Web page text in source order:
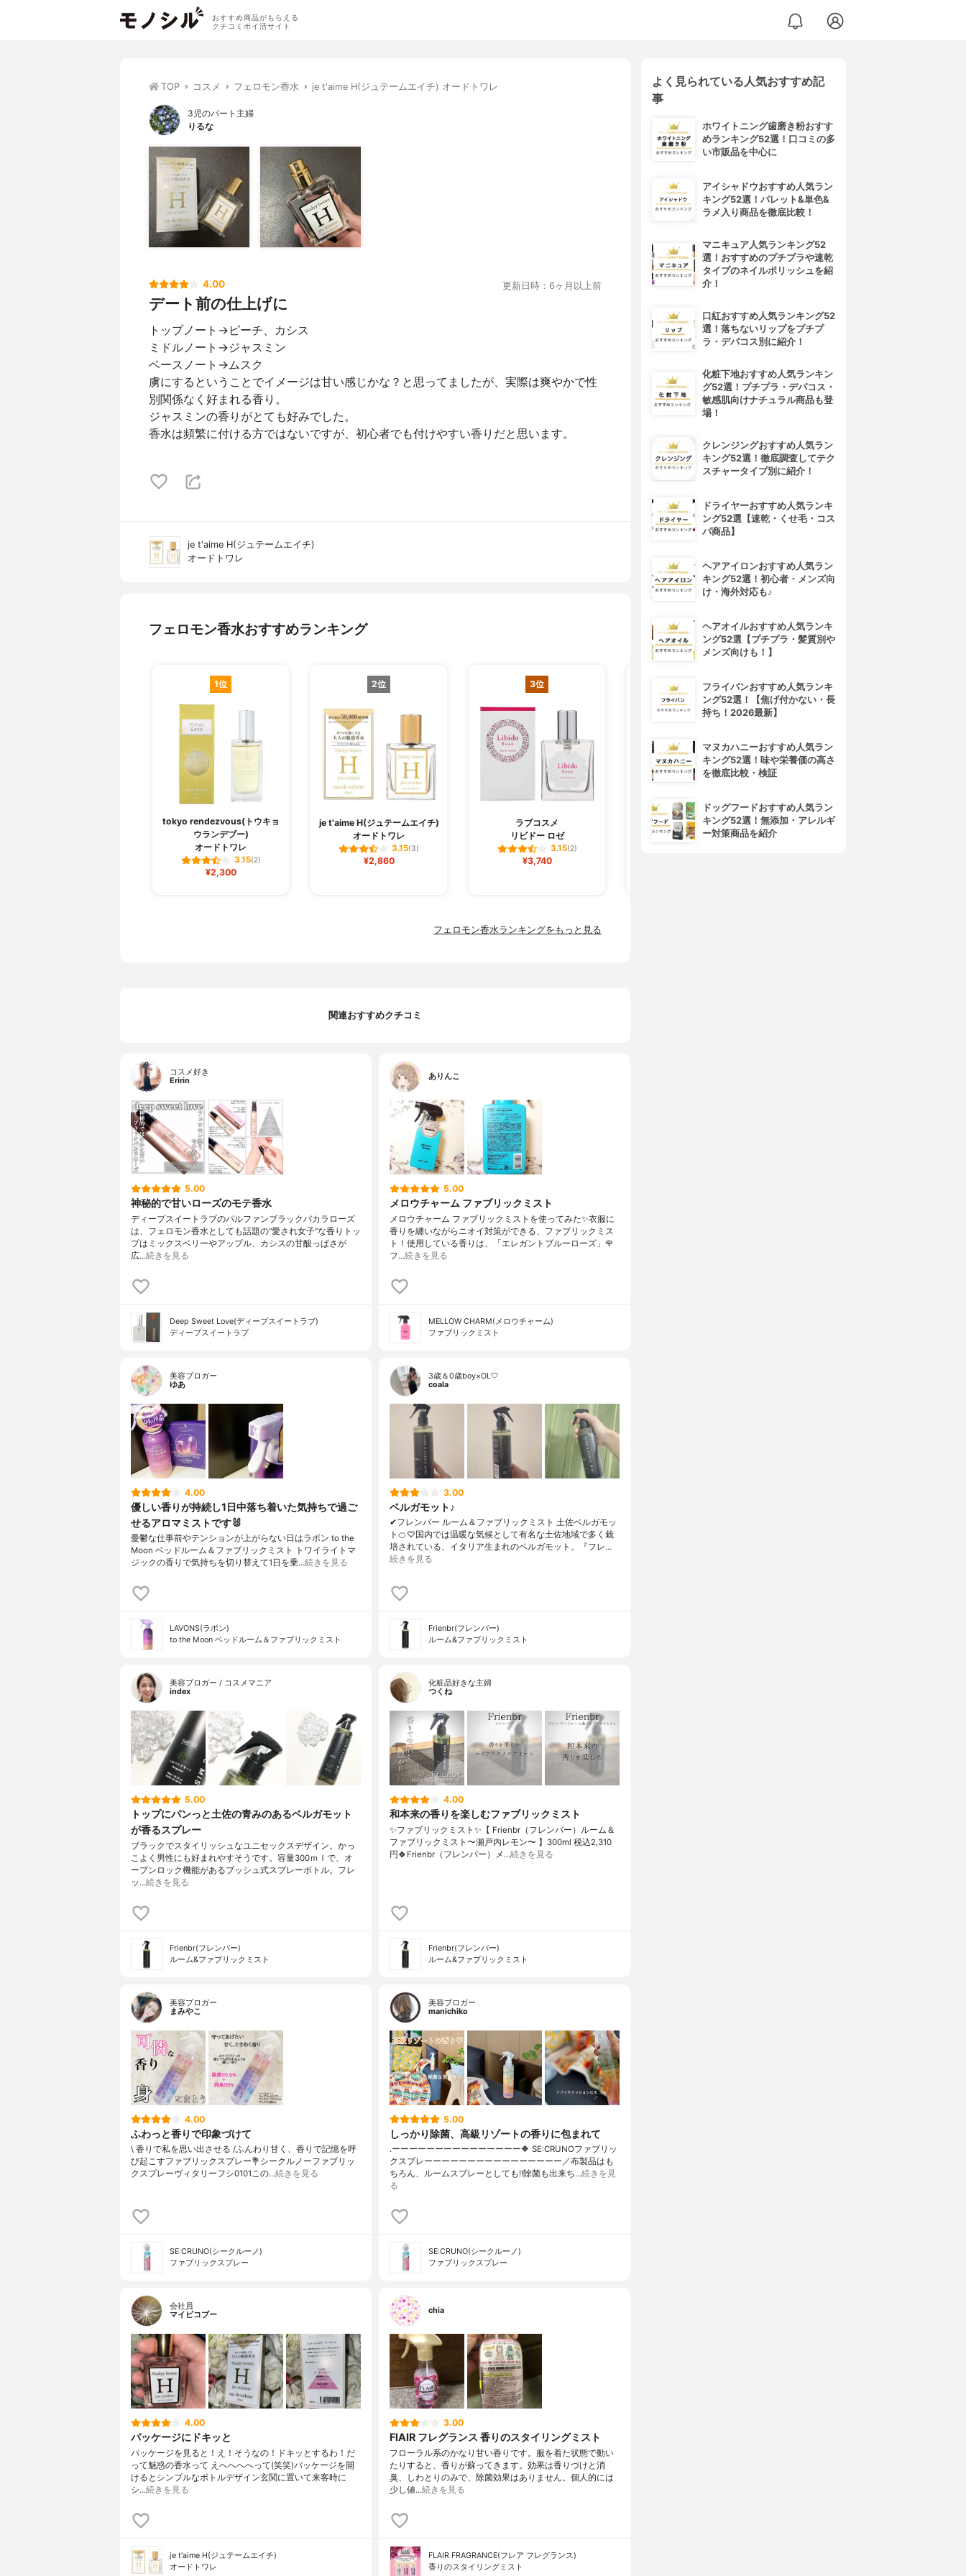
おすすめ商品がもらえる
クチコミポイ活サイト
TOP コスメ フェロモン香水 je t'aime H(ジュテームエイチ) オードトワレ
3児のパート主婦
りるな
4.00 更新日時：6ヶ月以上前
デート前の仕上げに
トップノート→ピーチ、カシス
ミドルノート→ジャスミン
ベースノート→ムスク
虜にするということでイメージは甘い感じかな？と思ってましたが、実際は爽やかで性
別関係なく好まれる香り。
ジャスミンの香りがとても好みでした。
香水は頻繁に付ける方ではないですが、初心者でも付けやすい香りだと思います。
je t'aime H(ジュテームエイチ)
オードトワレ
フェロモン香水おすすめランキング
1位
tokyo rendezvous(トウキョ
ウランデブー)
オードトワレ
3.15(2)
¥2,300
2位
je t'aime H(ジュテームエイチ)
オードトワレ
3.15(3)
¥2,860
3位
ラブコスメ
リビドー ロゼ
3.15(2)
¥3,740
ラブアトラクション
ラブアトラクション・プレミア
Deep Sweet Love(ディープス
フェロモン香水ランキングをもっと見る
関連おすすめクチコミ
コスメ好き
Eririn
5.00
神秘的で甘いローズのモテ香水
ディープスイートラブのパルファンブラックバカラローズ
は、フェロモン香水としても話題の“愛され女子”な香りトッ
プはミックスベリーやアップル、カシスの甘酸っぱさが
広…続きを見る
Deep Sweet Love(ディープスイートラブ)
ディープスイートラブ
ありんこ
5.00
メロウチャーム ファブリックミスト
メロウチャーム ファブリックミストを使ってみた✨衣服に
香りを纏いながらニオイ対策ができる、ファブリックミス
ト！使用している香りは、「エレガントブルーローズ」🌹
フ…続きを見る
MELLOW CHARM(メロウチャーム)
ファブリックミスト
美容ブロガー
ゆあ
4.00
優しい香りが持続し1日中落ち着いた気持ちで過ご
せるアロマミストです🐰
憂鬱な仕事前やテンションが上がらない日はラボン to the
Moon ベッドルーム＆ファブリックミスト トワイライトマ
ジックの香りで気持ちを切り替えて1日を乗…続きを見る
LAVONS(ラボン)
to the Moon ベッドルーム＆ファブリックミスト
3歳＆0歳boy×OL🤍
coala
3.00
ベルガモット♪
✔︎フレンバー ルーム＆ファブリックミスト 土佐ベルガモッ
ト🍊♡国内では温暖な気候として有名な土佐地域で多く栽
培されている、イタリア生まれのベルガモット。『フレ…
続きを見る
Frienbr(フレンバー)
ルーム&ファブリックミスト
美容ブロガー / コスメマニア
index
5.00
トップにパンっと土佐の青みのあるベルガモット
が香るスプレー
ブラックでスタイリッシュなユニセックスデザイン。かっ
こよく男性にも好まれやすそうです。容量300ｍｌで、オ
ープンロック機能があるプッシュ式スプレーボトル。フレ
ッ…続きを見る
Frienbr(フレンバー)
ルーム&ファブリックミスト
化粧品好きな主婦
つくね
4.00
和本来の香りを楽しむファブリックミスト
✨ファブリックミスト✨【 Frienbr（フレンバー）ルーム＆
ファブリックミスト〜瀬戸内レモン〜 】300ml 税込2,310
円🍀Frienbr（フレンバー）メ…続きを見る
Frienbr(フレンバー)
ルーム&ファブリックミスト
美容ブロガー
まみやこ
4.00
ふわっと香りで印象づけて
\ 香りで私を思い出させる /⁡⁡ふんわり甘く、香りで記憶を呼
び起こすファブリックスプレー⁡⁡⁡💐シークルノーファブリッ
クスプレーヴィタリーフシ0101⁡⁡この…続きを見る
SE:CRUNO(シークルーノ)
ファブリックスプレー
美容ブロガー
manichiko
5.00
しっかり除菌、高級リゾートの香りに包まれて
.ーーーーーーーーーーーーーーー🔶 SE:CRUNOファブリッ
クスプレーーーーーーーーーーーーーーーー／布製品はも
ちろん、ルームスプレーとしても‼︎除菌も出来ち…続きを見
る
SE:CRUNO(シークルーノ)
ファブリックスプレー
会社員
マイピコブー
4.00
パッケージにドキッと
パッケージを見ると！え！そうなの！ドキッとするわ！だ
って魅惑の香水って えへへへへって(笑笑)パッケージを開
けるとシンプルなボトルデザイン玄関に置いて来客時に
シ…続きを見る
je t'aime H(ジュテームエイチ)
オードトワレ
chia
3.00
FlAIR フレグランス 香りのスタイリングミスト
フローラル系のかなり甘い香りです。服を着た状態で動い
たりすると、香りが蘇ってきます。効果は香りづけと消
臭、しわとりのみで、除菌効果はありません。個人的には
少し値…続きを見る
FLAIR FRAGRANCE(フレア フレグランス)
香りのスタイリングミスト
よく見られている人気おすすめ記
事
ホワイトニング歯磨き粉おすす
めランキング52選！口コミの多
い市販品を中心に
アイシャドウおすすめ人気ラン
キング52選！パレット&単色&
ラメ入り商品を徹底比較！
マニキュア人気ランキング52
選！おすすめのプチプラや速乾
タイプのネイルポリッシュを紹
介！
口紅おすすめ人気ランキング52
選！落ちないリップをプチプ
ラ・デパコス別に紹介！
化粧下地おすすめ人気ランキン
グ52選！プチプラ・デパコス・
敏感肌向けナチュラル商品も登
場！
クレンジングおすすめ人気ラン
キング52選！徹底調査してテク
スチャータイプ別に紹介！
ドライヤーおすすめ人気ランキ
ング52選【速乾・くせ毛・コス
パ商品】
ヘアアイロンおすすめ人気ラン
キング52選！初心者・メンズ向
け・海外対応も♪
ヘアオイルおすすめ人気ランキ
ング52選【プチプラ・髪質別や
メンズ向けも！】
フライパンおすすめ人気ランキ
ング52選！【焦げ付かない・長
持ち！2026最新】
マヌカハニーおすすめ人気ラン
キング52選！味や栄養価の高さ
を徹底比較・検証
ドッグフードおすすめ人気ラン
キング52選！無添加・アレルギ
ー対策商品を紹介